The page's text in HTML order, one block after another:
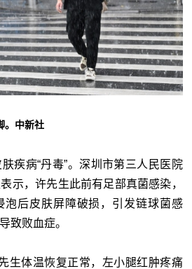
。中新社
疾病“丹毒”。深圳市第三人民医院
示，许先生此前有足部真菌感染，
泡后皮肤屏障破损，引发链球菌感
致败血症。
生体温恢复正常，左小腿红肿疼痛